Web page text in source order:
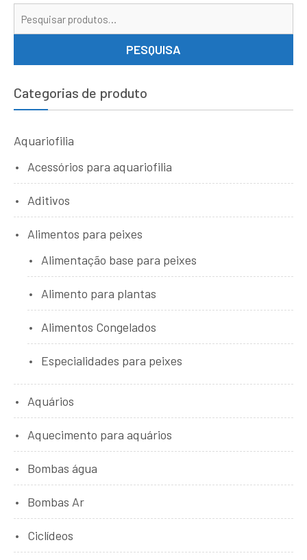
PESQUISA
Categorias de produto
Aquariofilia
Acessórios para aquariofilia
Aditivos
Alimentos para peixes
Alimentação base para peixes
Alimento para plantas
Alimentos Congelados
Especialidades para peixes
Aquários
Aquecimento para aquários
Bombas água
Bombas Ar
Ciclídeos